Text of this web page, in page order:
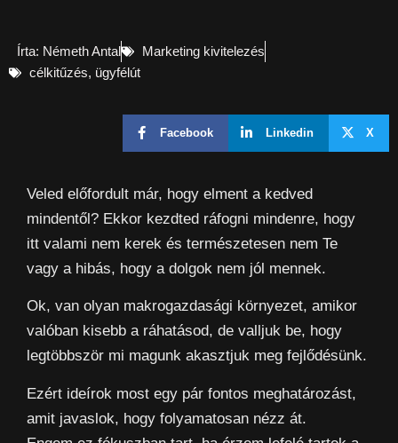
Írta: Németh Antal
Marketing kivitelezés
célkitűzés, ügyfélút
Facebook Linkedin X
Veled előfordult már, hogy elment a kedved
mindentől? Ekkor kezdted ráfogni mindenre, hogy
itt valami nem kerek és természetesen nem Te
vagy a hibás, hogy a dolgok nem jól mennek.
Ok, van olyan makrogazdasági környezet, amikor
valóban kisebb a ráhatásod, de valljuk be, hogy
legtöbbször mi magunk akasztjuk meg fejlődésünk.
Ezért ideírok most egy pár fontos meghatározást,
amit javaslok, hogy folyamatosan nézz át.